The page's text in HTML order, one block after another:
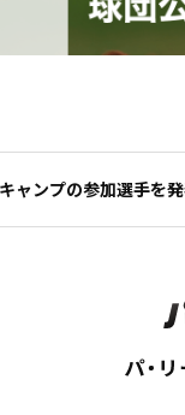
ャンプの参加選手を